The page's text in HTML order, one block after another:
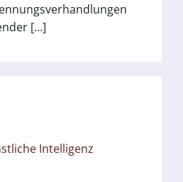
[…]
Intelligenz